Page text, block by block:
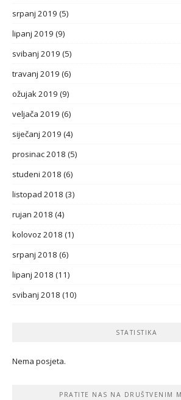
srpanj 2019 (5)
lipanj 2019 (9)
svibanj 2019 (5)
travanj 2019 (6)
ožujak 2019 (9)
veljača 2019 (6)
siječanj 2019 (4)
prosinac 2018 (5)
studeni 2018 (6)
listopad 2018 (3)
rujan 2018 (4)
kolovoz 2018 (1)
srpanj 2018 (6)
lipanj 2018 (11)
svibanj 2018 (10)
STATISTIKA
Nema posjeta.
PRATITE NAS NA DRUŠTVENIM